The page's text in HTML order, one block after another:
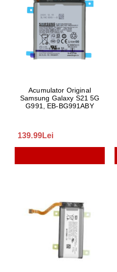
Acumulator Original
Samsung Galaxy S21 5G
G991, EB-BG991ABY
139.99Lei